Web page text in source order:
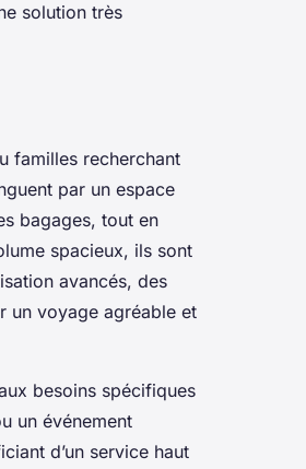
solution très
familles recherchant
par un espace
bagages, tout en
spacieux, ils sont
avancés, des
un voyage agréable et
besoins spécifiques
un événement
d’un service haut